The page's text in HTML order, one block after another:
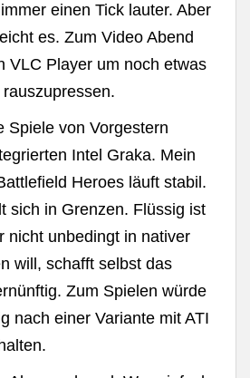
einen Tick lauter. Aber
es. Zum Video Abend
VLC Player um noch etwas
Spiele von Vorgestern
Intel Graka. Mein
Heroes läuft stabil.
sich in Grenzen. Flüssig ist
nicht unbedingt in nativer
will, schafft selbst das
Zum Spielen würde
nach einer Variante mit ATI